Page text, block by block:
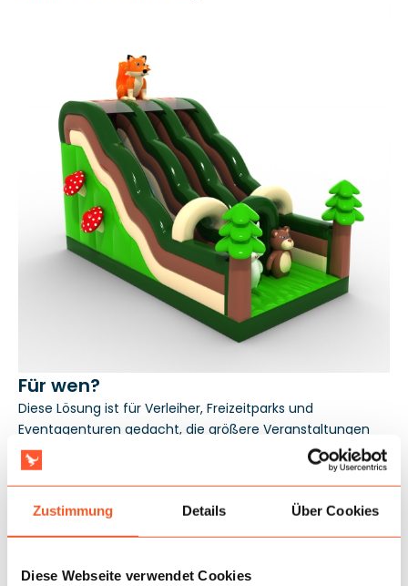
Zustimmung Details Über Cookies
Diese Webseite verwendet Cookies
Für wen?
Diese Lösung ist für Verleiher, Freizeitparks und
Eventagenturen gedacht, die größere Veranstaltungen
betreuen und eine Attraktion benötigen, die viele Stunden
lang arbeitet, ohne an Anziehungskraft zu verlieren. Sie
spricht Kinder ab 4 Jahren besonders gut an und bewährt
sich im Vermietungsmodell für Feste, Picknicks und
gesponserte Events. Die Konformität mit der Norm
und unternehmerischen Veranstaltern, und die 3-jährige